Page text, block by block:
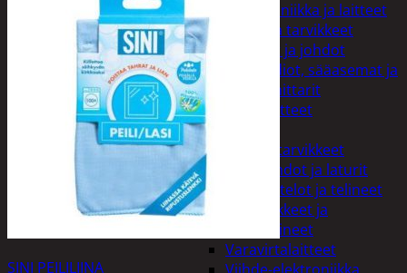
Kodin elektroniikka ja laitteet
Imurit ja tarvikkeet
Kaapelit ja johdot
Kelloradiot, sääasemat ja
lämpömittarit
Oheislaitteet
Puhelintarvikkeet
Johdot ja laturit
Kotelot ja telineet
Tv-tarvikkeet ja
seinätelineet
Varavirtalaitteet
SINI PEILILIINA